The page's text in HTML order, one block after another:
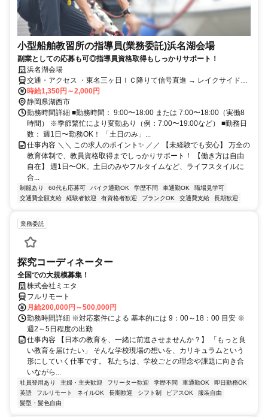
小型船舶教習所の指導員(業務委託)浜名湖会場
副業としての応募も可◎指導員資格取得もしっかりサポート！
浜名湖会場
交通・アクセス ・東名三ヶ日ＩＣ降りて信号直進 → レイクサイドウ
ェイへ → 新瀬戸橋を渡り信号を左 → 浜名湖を左手にみながらすぐの
信号を左国道301号線へ（湖西方面へ） → 道なりに約3ｋｍ下り坂左
手にYAMAHAの看板見えます。 ・豊橋方面より23号線多米峠方面へ
→ 多米峠トンネル通過後、T字路301号線左三ヶ日方面へ → 知波田駅
通過後、約2Km右手にYAMAHAの看板見えます。
時給1,350円～2,000円
静岡県湖西市
勤務時間詳細 ■勤務時間： 9:00〜18:00 または 7:00〜18:00（実働8
時間） ※季節繁忙により変動あり（例：7:00〜19:00など） ■勤務日
数： 週1日〜勤務OK！ 「土日のみ」...
仕事内容 ＼＼ この求人のポイント✨ ／／ 【未経験でも安心】 万全の
教育体制で、教員資格取得までしっかりサポート！ 【働き方は自由
自在】 週1日〜OK。土日のみやフルタイムなど、ライフスタイルに
合...
制服あり 60代も応募可 バイク通勤OK 学歴不問 車通勤OK
職場見学可
交通費全額支給
経験者歓迎 有資格者歓迎 ブランクOK 交通費支給 長期歓迎
業務委託
探究コーディネーター
全国での大規模募集！
株式会社ミエタ
フルリモート
月給200,000円～500,000円
勤務時間詳細 ※対応案件による 基本的には 9：00～18：00 目安 ※
週2～5日程度の出勤
仕事内容 【日本の教育を、一緒に前進させませんか？】 「もっと良
い教育を届けたい」 そんな学校現場の想いを、カリキュラムという
形にしていく仕事です。 私たちは、学校ごとの理念や課題に向き合
いながら...
社員登用あり 主婦・主夫歓迎 フリーター歓迎 学歴不問 車通勤OK
即日勤務OK
英語
フルリモート ネイルOK 長期歓迎 シフト制 ピアスOK
服装自由
髪型・髪色自由